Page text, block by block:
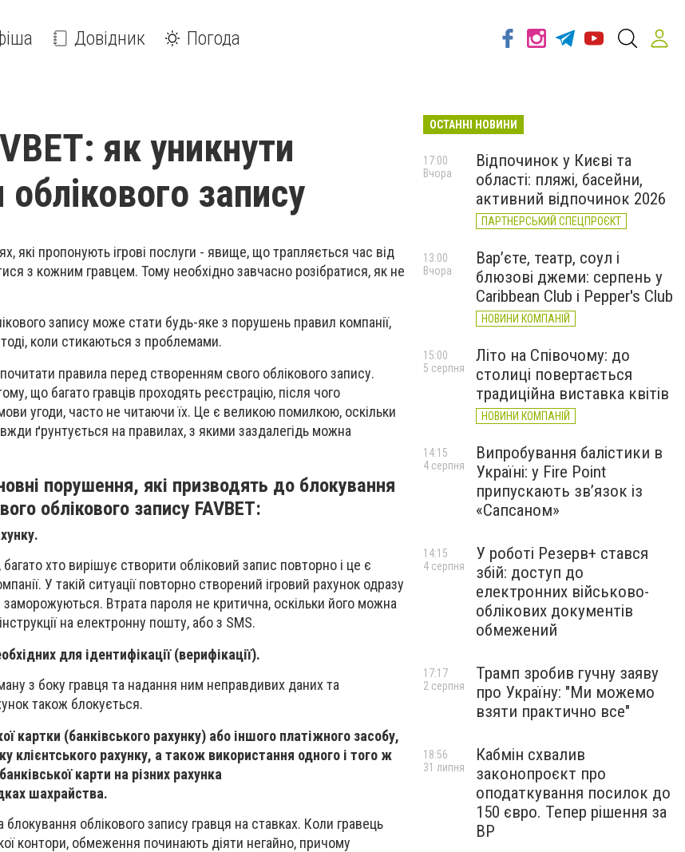
Довідник Погода
як уникнути
запису
які пропонують ігрові послуги - явище, що трапляється час від
з кожним гравцем. Тому необхідно завчасно розібратися, як не
запису може стати будь-яке з порушень правил компанії,
тоді, коли стикаються з проблемами.
правила перед створенням свого облікового запису.
що багато гравців проходять реєстрацію, після чого
угоди, часто не читаючи їх. Це є великою помилкою, оскільки
ґрунтується на правилах, з якими заздалегідь можна
порушення, які призводять до блокування
облікового запису FAVBET:
хто вирішує створити обліковий запис повторно і це є
У такій ситуації повторно створений ігровий рахунок одразу
заморожуються. Втрата пароля не критична, оскільки його можна
на електронну пошту, або з SMS.
для ідентифікації (верифікації).
з боку гравця та надання ним неправдивих даних та
також блокується.
картки (банківського рахунку) або іншого платіжного засобу,
клієнтського рахунку, а також використання одного і того ж
карти на різних рахунка
шахрайства.
облікового запису гравця на ставках. Коли гравець
контори, обмеження починають діяти негайно, причому
ОСТАННІ НОВИНИ
Відпочинок у Києві та
області: пляжі, басейни,
активний відпочинок 2026
ПАРТНЕРСЬКИЙ СПЕЦПРОЄКТ
17:00
Вчора
Вар’єте, театр, соул і
блюзові джеми: серпень у
Caribbean Club і Pepper's Club
НОВИНИ КОМПАНІЙ
13:00
Вчора
Літо на Співочому: до
столиці повертається
традиційна виставка квітів
НОВИНИ КОМПАНІЙ
15:00
5 серпня
Випробування балістики в
Україні: у Fire Point
припускають зв’язок із
«Сапсаном»
14:15
4 серпня
У роботі Резерв+ стався
збій: доступ до
електронних військово-
облікових документів
обмежений
14:15
4 серпня
Трамп зробив гучну заяву
про Україну: "Ми можемо
взяти практично все"
17:17
2 серпня
Кабмін схвалив
законопроєкт про
оподаткування посилок до
150 євро. Тепер рішення за
ВР
18:56
31 липня